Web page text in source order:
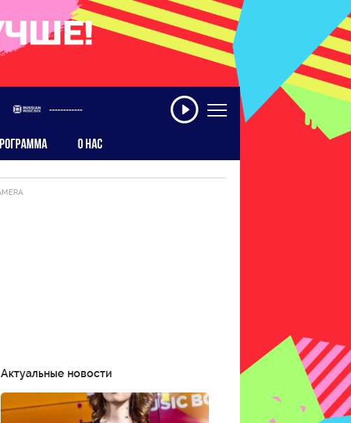
------------
О НАС
Актуальные новости